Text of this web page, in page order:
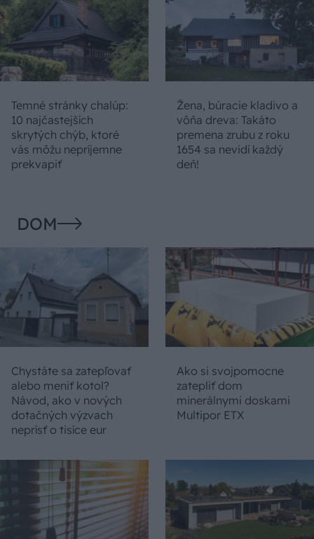
Temné stránky chalúp:
10 najčastejších
skrytých chýb, ktoré
vás môžu nepríjemne
prekvapiť
Žena, búracie kladivo a
vôňa dreva: Takáto
premena zrubu z roku
1654 sa nevidí každý
deň!
DOM
Chystáte sa zatepľovať
alebo meniť kotol?
Návod, ako v nových
dotačných výzvach
neprísť o tisíce eur
Ako si svojpomocne
zatepliť dom
minerálnymi doskami
Multipor ETX